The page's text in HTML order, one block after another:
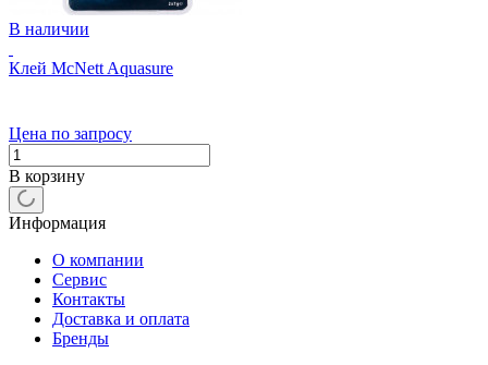
В наличии
Клей McNett Aquasure
Цена по запросу
В корзину
Информация
О компании
Сервис
Контакты
Доставка и оплата
Бренды